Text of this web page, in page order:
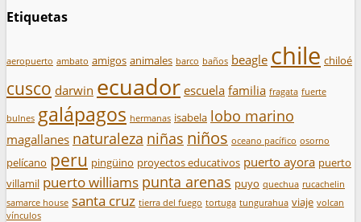
Etiquetas
aeropuerto ambato amigos animales barco baños beagle chile chiloé
cusco darwin ecuador escuela familia fragata fuerte
bulnes galápagos hermanas isabela lobo marino
magallanes naturaleza niñas niños oceano pacífico osorno
pelícano peru pingüino proyectos educativos puerto ayora puerto
villamil puerto williams punta arenas puyo quechua rucachelin
samarce house santa cruz tierra del fuego tortuga tungurahua viaje volcan
vínculos